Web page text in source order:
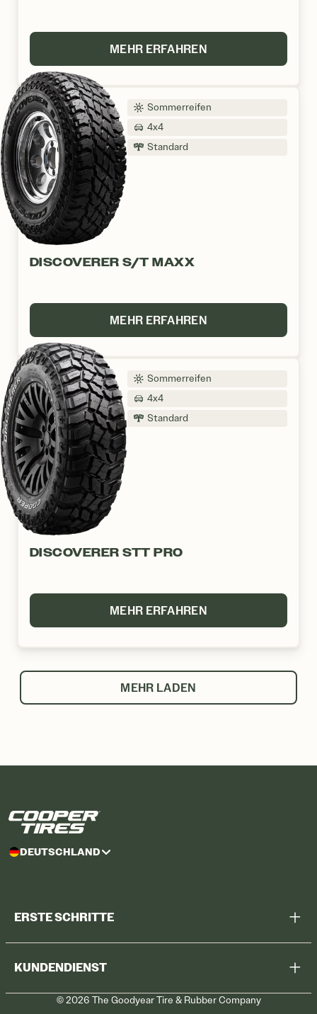
MEHR ERFAHREN
Sommerreifen
4x4
Standard
DISCOVERER S/T MAXX
MEHR ERFAHREN
Sommerreifen
4x4
Standard
DISCOVERER STT PRO
MEHR ERFAHREN
MEHR LADEN
DEUTSCHLAND
ERSTE SCHRITTE
Kontaktieren Sie uns
KUNDENDIENST
©2026 The Goodyear Tire & Rubber Company